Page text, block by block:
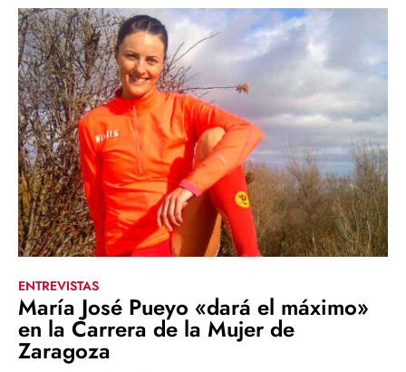
ENTREVISTAS
María José Pueyo «dará el máximo»
en la Carrera de la Mujer de
Zaragoza